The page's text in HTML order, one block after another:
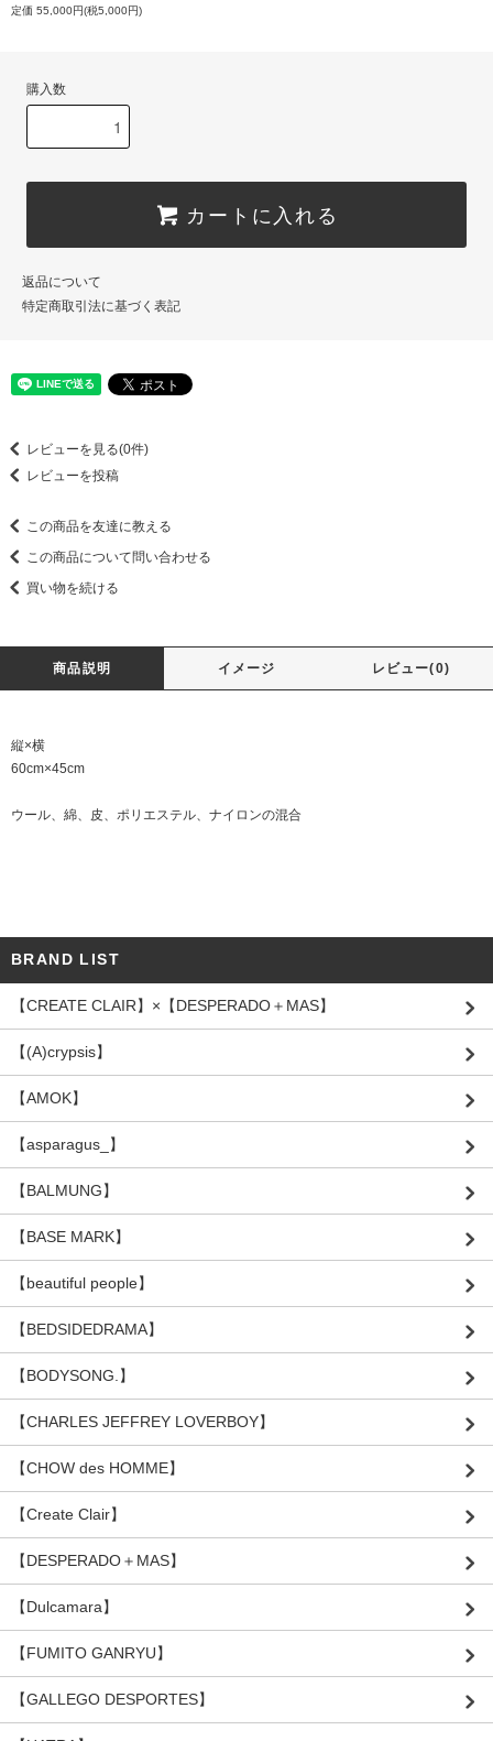
定価 55,000円(税5,000円)
購入数
カートに入れる
返品について
特定商取引法に基づく表記
レビューを見る(0件)
レビューを投稿
この商品を友達に教える
この商品について問い合わせる
買い物を続ける
商品説明 イメージ レビュー(0)
縦×横
60cm×45cm
ウール、綿、皮、ポリエステル、ナイロンの混合
BRAND LIST
【CREATE CLAIR】×【DESPERADO＋MAS】
【(A)crypsis】
【AMOK】
【asparagus_】
【BALMUNG】
【BASE MARK】
【beautiful people】
【BEDSIDEDRAMA】
【BODYSONG.】
【CHARLES JEFFREY LOVERBOY】
【CHOW des HOMME】
【Create Clair】
【DESPERADO＋MAS】
【Dulcamara】
【FUMITO GANRYU】
【GALLEGO DESPORTES】